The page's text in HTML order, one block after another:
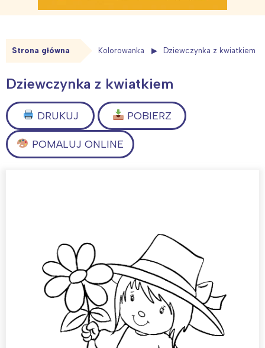
Strona główna Kolorowanka Dziewczynka z kwiatkiem
Dziewczynka z kwiatkiem
DRUKUJ POBIERZ
POMALUJ ONLINE